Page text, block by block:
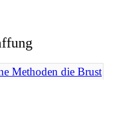
Methoden die Brust